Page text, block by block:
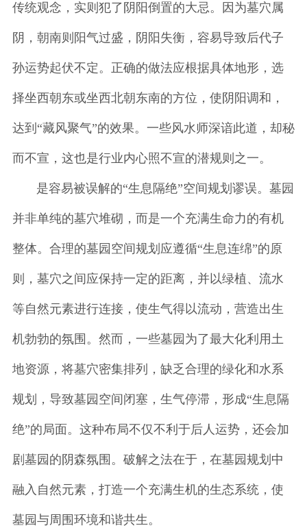
传统观念，实则犯了阴阳倒置的大忌。因为墓穴属
阴，朝南则阳气过盛，阴阳失衡，容易导致后代子
孙运势起伏不定。正确的做法应根据具体地形，选
择坐西朝东或坐西北朝东南的方位，使阴阳调和，
达到“藏风聚气”的效果。一些风水师深谙此道，却秘
而不宣，这也是行业内心照不宣的潜规则之一。
是容易被误解的“生息隔绝”空间规划谬误。墓园
并非单纯的墓穴堆砌，而是一个充满生命力的有机
整体。合理的墓园空间规划应遵循“生息连绵”的原
则，墓穴之间应保持一定的距离，并以绿植、流水
等自然元素进行连接，使生气得以流动，营造出生
机勃勃的氛围。然而，一些墓园为了最大化利用土
地资源，将墓穴密集排列，缺乏合理的绿化和水系
规划，导致墓园空间闭塞，生气停滞，形成“生息隔
绝”的局面。这种布局不仅不利于后人运势，还会加
剧墓园的阴森氛围。破解之法在于，在墓园规划中
融入自然元素，打造一个充满生机的生态系统，使
墓园与周围环境和谐共生。